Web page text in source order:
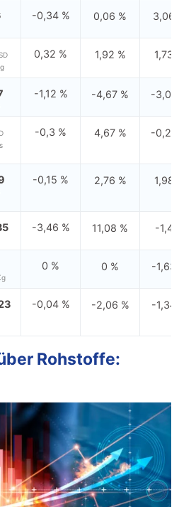
-0,34 % 0,06 % 3,06
0,32 % 1,92 % 1,73
-1,12 % -4,67 % -3,03
-0,3 % 4,67 % -0,24
-0,15 % 2,76 % 1,98
-3,46 % 11,08 % -1,4
0 % 0 % -1,63
-0,04 % -2,06 % -1,34
Rohstoffe: